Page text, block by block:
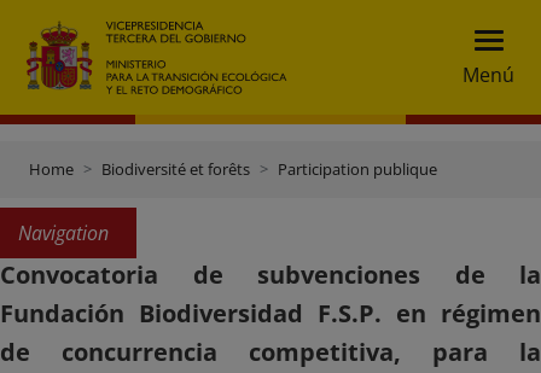
Menú
Home Biodiversité et forêts Participation publique
Navigation
Convocatoria de subvenciones de la
Fundación Biodiversidad F.S.P. en régimen
de concurrencia competitiva, para la